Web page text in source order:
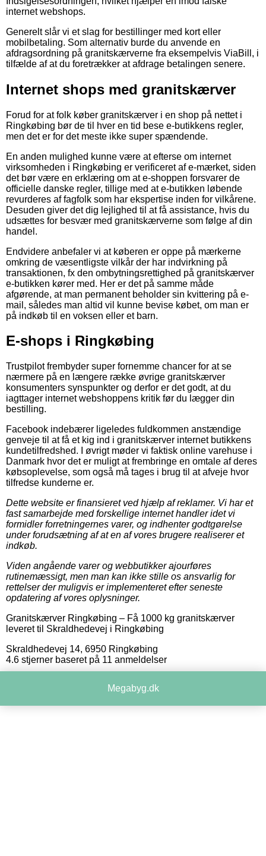
internet webshops.
Generelt slår vi et slag for bestillinger med kort eller
mobilbetaling. Som alternativ burde du anvende en
afdragsordning på granitskærverne fra eksempelvis ViaBill, i
tilfælde af at du foretrækker at afdrage betalingen senere.
Internet shops med granitskærver
Forud for at folk køber granitskærver i en shop på nettet i
Ringkøbing bør de til hver en tid bese e-butikkens regler,
men det er for det meste ikke super spændende.
En anden mulighed kunne være at efterse om internet
virksomheden i Ringkøbing er verificeret af e-mærket, siden
det bør være en erklæring om at e-shoppen forsvarer de
officielle danske regler, tillige med at e-butikken løbende
revurderes af fagfolk som har ekspertise inden for vilkårene.
Desuden giver det dig lejlighed til at få assistance, hvis du
udsættes for besvær med granitskærverne som følge af din
handel.
Endvidere anbefaler vi at køberen er oppe på mærkerne
omkring de væsentligste vilkår der har indvirkning på
transaktionen, fx den ombytningsrettighed på granitskærver
e-butikken kører med. Her er det på samme måde
afgørende, at man permanent beholder sin kvittering på e-
mail, således man altid vil kunne bevise købet, om man er
på indkøb til en voksen eller et barn.
E-shops i Ringkøbing
Trustpilot frembyder super fornemme chancer for at se
nærmere på en længere række øvrige granitskærver
konsumenters synspunkter og derfor er det godt, at du
iagttager internet webshoppens kritik før du lægger din
bestilling.
Facebook indebærer ligeledes fuldkommen anstændige
genveje til at få et kig ind i granitskærver internet butikkens
kundetilfredshed. I øvrigt møder vi faktisk online varehuse i
Danmark hvor det er muligt at frembringe en omtale af deres
købsoplevelse, som også må tages i brug til at afveje hvor
tilfredse kunderne er.
Dette website er finansieret ved hjælp af reklamer. Vi har et
fast samarbejde med forskellige internet handler idet vi
formidler forretningernes varer, og indhenter godtgørelse
under forudsætning af at en af vores brugere realiserer et
indkøb.
Viden angående varer og webbutikker ajourføres
rutinemæssigt, men man kan ikke stille os ansvarlig for
rettelser der muligvis er implementeret efter seneste
opdatering af vores oplysninger.
Granitskærver Ringkøbing – Få 1000 kg granitskærver
leveret til Skraldhedevej i Ringkøbing
Skraldhedevej 14, 6950 Ringkøbing
4.6 stjerner baseret på 11 anmeldelser
Megabyg.dk